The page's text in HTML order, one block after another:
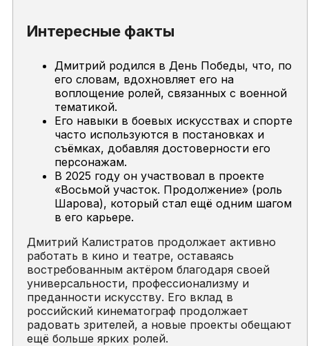
Интересные факты
Дмитрий родился в День Победы, что, по
его словам, вдохновляет его на
воплощение ролей, связанных с военной
тематикой.
Его навыки в боевых искусствах и спорте
часто используются в постановках и
съёмках, добавляя достоверности его
персонажам.
В 2025 году он участвовал в проекте
«Восьмой участок. Продолжение» (роль
Шарова), который стал ещё одним шагом
в его карьере.
Дмитрий Калистратов продолжает активно
работать в кино и театре, оставаясь
востребованным актёром благодаря своей
универсальности, профессионализму и
преданности искусству. Его вклад в
российский кинематограф продолжает
радовать зрителей, а новые проекты обещают
ещё больше ярких ролей.